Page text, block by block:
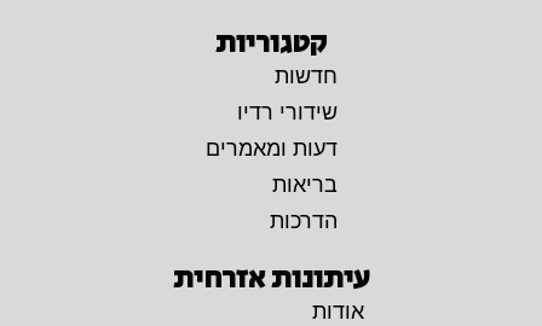
קטגוריות
חדשות
שידורי רדיו
דעות ומאמרים
בריאות
הדרכות
עיתונות אזרחית
אודות